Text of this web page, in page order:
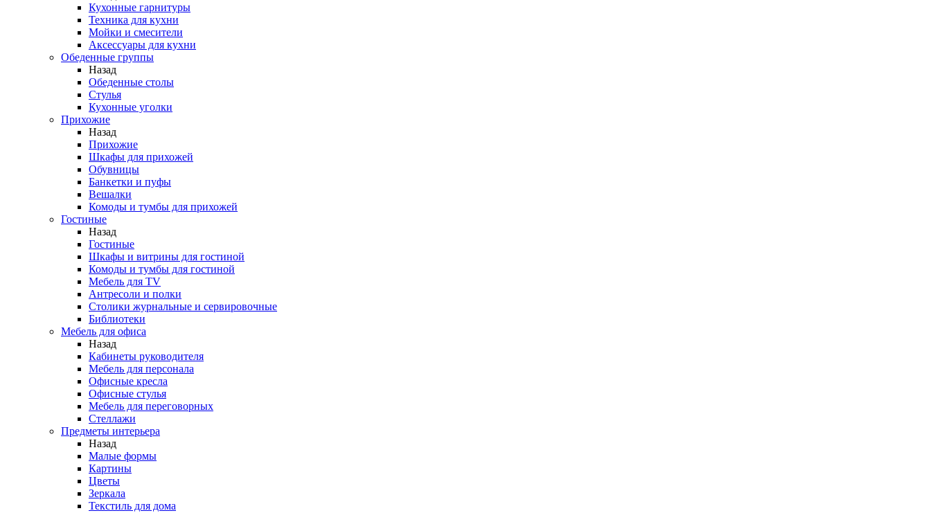
Кухонные гарнитуры
Техника для кухни
Мойки и смесители
Аксессуары для кухни
Обеденные группы
Назад
Обеденные столы
Стулья
Кухонные уголки
Прихожие
Назад
Прихожие
Шкафы для прихожей
Обувницы
Банкетки и пуфы
Вешалки
Комоды и тумбы для прихожей
Гостиные
Назад
Гостиные
Шкафы и витрины для гостиной
Комоды и тумбы для гостиной
Мебель для TV
Антресоли и полки
Столики журнальные и сервировочные
Библиотеки
Мебель для офиса
Назад
Кабинеты руководителя
Мебель для персонала
Офисные кресла
Офисные стулья
Мебель для переговорных
Стеллажи
Предметы интерьера
Назад
Малые формы
Картины
Цветы
Зеркала
Текстиль для дома